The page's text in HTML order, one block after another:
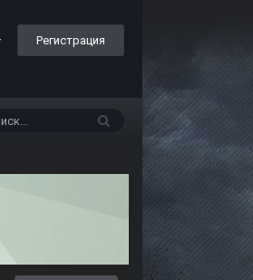
Регистрация